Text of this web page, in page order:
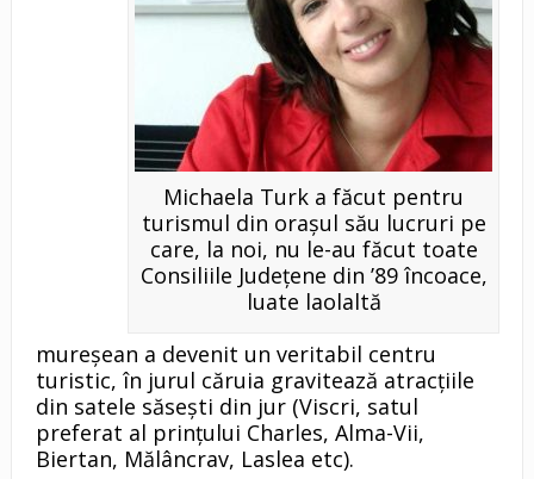
Michaela Turk a făcut pentru
turismul din oraşul său lucruri pe
care, la noi, nu le-au făcut toate
Consiliile Judeţene din ’89 încoace,
luate laolaltă
mureşean a devenit un veritabil centru
turistic, în jurul căruia gravitează atracţiile
din satele săseşti din jur (Viscri, satul
preferat al prinţului Charles, Alma-Vii,
Biertan, Mălâncrav, Laslea etc).